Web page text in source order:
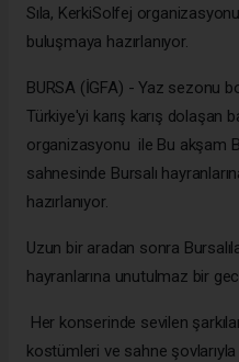
Sıla, KerkiSolfej
buluşmaya hazırlanıyor.
BURSA (İGFA) - Yaz sezonu
Türkiye'yi karış karış dolaşan
organizasyonu ile Bu akşam
sahnesinde Bursalı
hazırlanıyor.
Uzun bir aradan sonra
hayranlarına unutulmaz bir
Her konserinde sevilen
kostümleri ve sahne